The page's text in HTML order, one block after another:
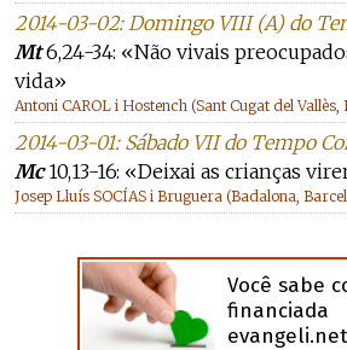
2014-03-02: Domingo VIII (A) do
Mt6,24-34: «Não vivais
vida»
Antoni CAROL i Hostench (Sant Cugat del
2014-03-01: Sábado VII do Tempo
Mc10,13-16: «Deixai as crianças
Josep Lluís SOCÍAS i Bruguera (Badalona,
Você sabe
financiada